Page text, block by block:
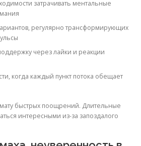
затрачивать ментальные
регулярно трансформирующих
через лайки и реакции
когда каждый пункт потока обещает
быстрых поощрений. Длительные
интересными из-за запоздалого